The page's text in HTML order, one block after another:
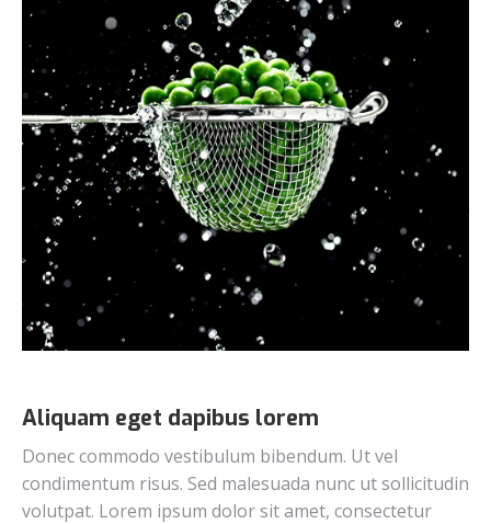
Aliquam eget dapibus lorem
Donec commodo vestibulum bibendum. Ut vel
condimentum risus. Sed malesuada nunc ut sollicitudin
volutpat. Lorem ipsum dolor sit amet, consectetur